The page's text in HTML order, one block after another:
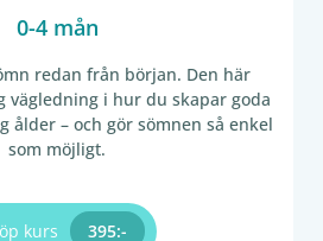
0-4 mån
redan från början. Den här
vägledning i hur du skapar goda
ålder – och gör sömnen så enkel
som möjligt.
kurs 395:-​